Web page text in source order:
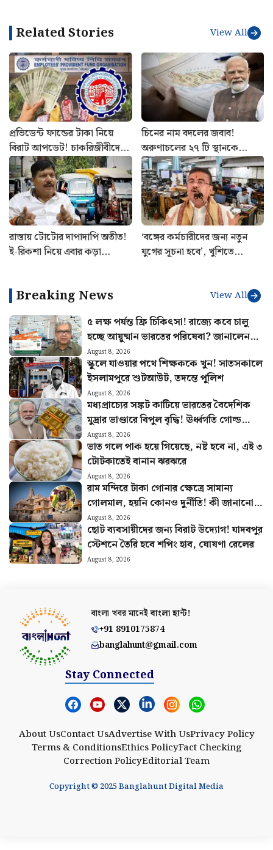
Related Stories View All
প্রভিডেন্ট ফান্ডের টাকা নিয়ে
বিরাট আপডেট! চাকরিজীবীদের
বড় নিয়ম স্পষ্ট করল ইপিএফও
চিনের নাম বদলের জবাব!
অরুণাচলের ২৭ টি স্থানকে
সরকারি মানচিত্রে অন্তর্ভুক্ত করল
ভারত
রাস্তায় টোটোর দাপাদাপি অতীত!
ই-রিকশা নিয়ে এবার কড়া
‘বঙ্গের কর্মচারীদের জন্য নতুন
যুগের সূচনা হবে’, খুশিতে
Breaking News View All
৫ লক্ষ পর্যন্ত ফ্রি চিকিৎসা! রাজ্যে কবে চালু
হচ্ছে আয়ুষ্মান ভারতের পরিষেবা? জানালেন
স্বাস্থ্যমন্ত্রী
August 8, 2026
স্কুলে যাওয়ার পথে শিক্ষককে খুন! সাতসকালে
ইসলামপুরে শুটআউট, তদন্তে পুলিশ
August 8, 2026
মধ্যপ্রাচ্যের সঙ্কট কাটিয়ে ভারতের বৈদেশিক
মুদ্রার ভাণ্ডারে বিপুল বৃদ্ধি! ঊর্ধ্বগতি গোল্ড
রিজার্ভেও
August 8, 2026
ভাত গলে পাক হয়ে গিয়েছে, নষ্ট হবে না, এই ৩
টোটকাতেই বানান ঝরঝরে
August 8, 2026
রাম মন্দিরে টাকা গোনার ক্ষেত্রে সামান্য
গোলমাল, হয়নি কোনও দুর্নীতি! কী জানানো
হল অডিট রিপোর্টে?
August 8, 2026
ছোট ব্যবসায়ীদের জন্য বিরাট উদ্যোগ! যাদবপুর
স্টেশনে তৈরি হবে শপিং হাব, ঘোষণা রেলের
August 8, 2026
বাংলা খবর মানেইবাংলা হান্ট!
+91 8910175874
banglahunt@gmail.com
Stay Connected
About UsContact UsAdvertise With UsPrivacy Policy
Terms & ConditionsEthics PolicyFact Checking
Correction PolicyEditorial Team
Copyright © 2025 Banglahunt Digital Media